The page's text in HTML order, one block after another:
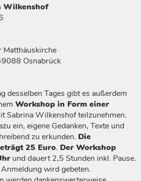
Wilkenshof
Matthäuskirche
Osnabrück
desselben Tages gibt es außerdem
Workshop in Form einer
Sabrina Wilkenshof teilzunehmen.
ein, eigene Gedanken, Texte und
zu erkunden. Die
25 Euro. Der Workshop
und dauert 2,5 Stunden inkl. Pause.
wird gebeten.